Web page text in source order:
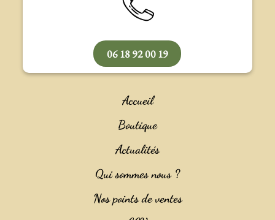
06 18 92 00 19
Accueil
Boutique
Actualités
Qui sommes nous ?
Nos points de ventes